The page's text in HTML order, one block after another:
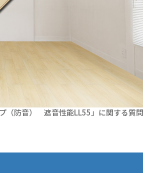
（防音） 遮音性能LL55」に関する質問